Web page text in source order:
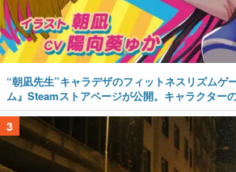
“朝凪先生”キャラデザのフィットネスリズムゲ
ム』Steamストアページが公開。キャラクター
3